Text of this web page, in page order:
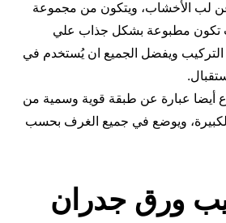
لب الأخشاب، ويتكون من مجموعة
مطبوعة بشكل جذاب علي
التركيب ويفضل الجميع ان يُستخدم في
أيضا عبارة عن طبقة قوية وسمية من
الكبيرة، ويوضع في جميع الغرف بحسب
ورق جدران